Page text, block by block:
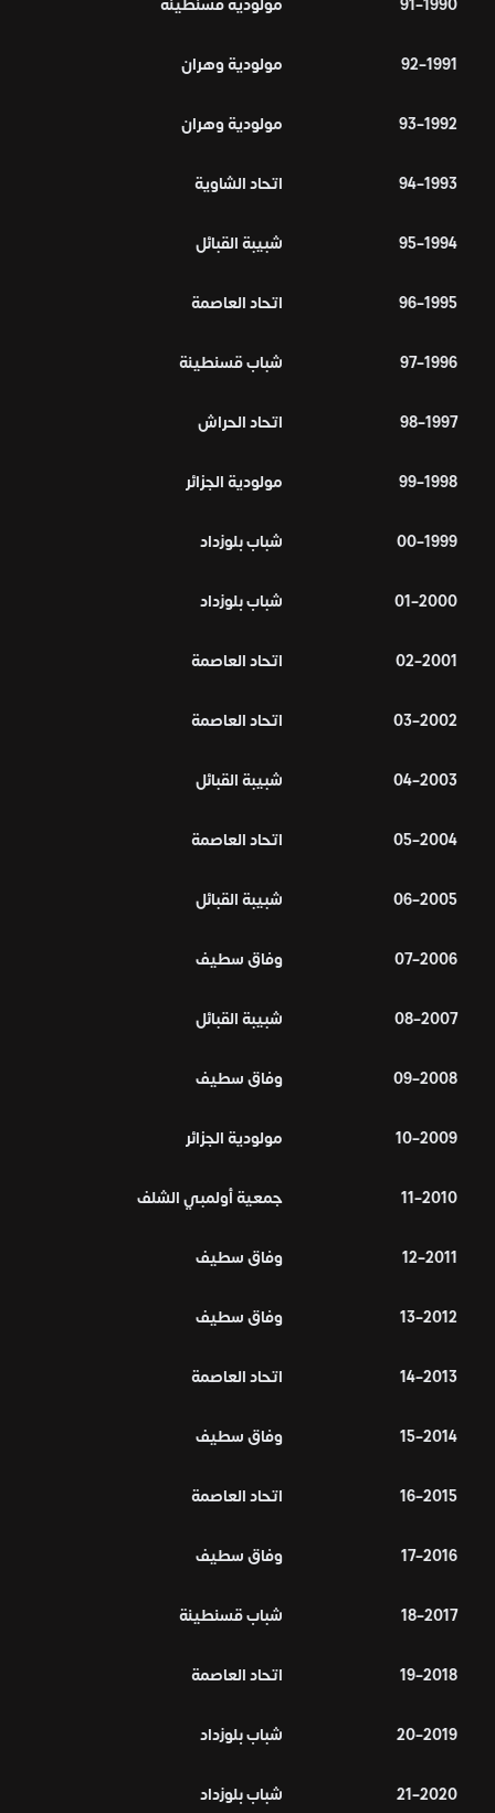
1991–92 مولودية وهران
1992–93 مولودية وهران
1993–94 اتحاد الشاوية
1994–95 شبيبة القبائل
1995–96 اتحاد العاصمة
1996–97 شباب قسنطينة
1997–98 اتحاد الحراش
1998–99 مولودية الجزائر
1999–00 شباب بلوزداد
2000–01 شباب بلوزداد
2001–02 اتحاد العاصمة
2002–03 اتحاد العاصمة
2003–04 شبيبة القبائل
2004–05 اتحاد العاصمة
2005–06 شبيبة القبائل
2006–07 وفاق سطيف
2007–08 شبيبة القبائل
2008–09 وفاق سطيف
2009–10 مولودية الجزائر
2010–11 جمعية أولمبي الشلف
2011–12 وفاق سطيف
2012–13 وفاق سطيف
2013–14 اتحاد العاصمة
2014–15 وفاق سطيف
2015–16 اتحاد العاصمة
2016–17 وفاق سطيف
2017–18 شباب قسنطينة
2018–19 اتحاد العاصمة
2019–20 شباب بلوزداد
2020–21 شباب بلوزداد